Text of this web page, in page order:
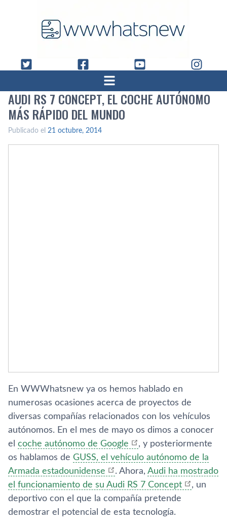
AUDI RS 7 CONCEPT, EL COCHE AUTÓNOMO
MÁS RÁPIDO DEL MUNDO
Publicado el 21 octubre, 2014
En WWWhatsnew ya os hemos hablado en
numerosas ocasiones acerca de proyectos de
diversas compañí­as relacionados con los vehí­culos
autónomos. En el mes de mayo os dimos a conocer
el coche autónomo de Google
, y posteriormente
os hablamos de GUSS, el vehí­culo autónomo de la
Armada estadounidense
. Ahora, Audi ha mostrado
el funcionamiento de su Audi RS 7 Concept
, un
deportivo con el que la compañí­a pretende
demostrar el potencial de esta tecnologí­a.